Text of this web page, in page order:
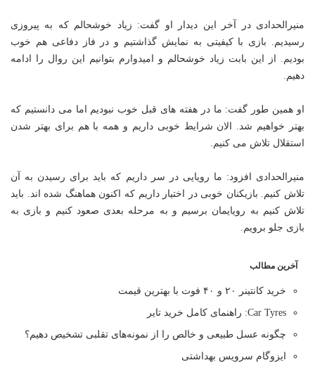
منیرالحدادی در آخر این دیدار او گفت: زیاد خوشحالم که به پیروزی
رسیدیم. بازی با کیفیتی به نمایش گذاشتیم و در فاز دفاعی هم خوب
بودیم. از این بابت زیاد خوشحالم و امیدوارم بتوانیم این روال را ادامه
دهیم.
او همین طور گفت: ما در هفته های قبل خوب نبودیم اما می دانستیم که
بهتر خواهیم شد. الان شرایط خوبی داریم و همه با هم برای بهتر شدن
استقلال تلاش می کنیم.
منیرالحدادی افزود: ما رویایی در سر داریم که باید برای رسیدن به آن
تلاش کنیم. بازیکنان خوبی در اختیار داریم که اکنون هماهنگ شده اند. باید
تلاش کنیم به رویایمان برسیم و به مرحله بعدی صعود کنیم و بازی به
بازی جلو برویم.
آخرین مطالب
خرید کانتینر ۲۰ و ۴۰ فوت با بهترین قیمت
Car Tyres: راهنمای کامل خرید تایر
چگونه عسل طبیعی و خالص را از نمونه‌های تقلبی تشخیص دهیم؟
ایزوگام سرویس بهداشتی